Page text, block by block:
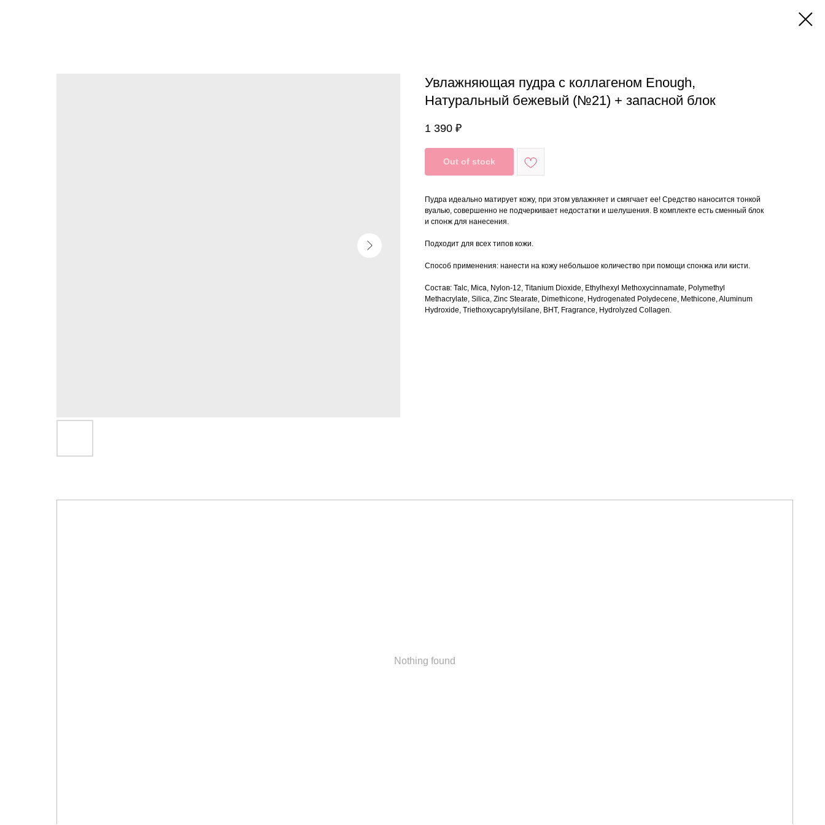
Увлажняющая пудра с коллагеном Enough,
Натуральный бежевый (№21) + запасной блок
1 390 ₽
Out of stock
Пудра идеально матирует кожу, при этом увлажняет и смягчает ее! Средство наносится тонкой
вуалью, совершенно не подчеркивает недостатки и шелушения. В комплекте есть сменный блок
и спонж для нанесения.
Подходит для всех типов кожи.
Способ применения: нанести на кожу небольшое количество при помощи спонжа или кисти.
Состав: Talc, Mica, Nylon-12, Titanium Dioxide, Ethylhexyl Methoxycinnamate, Polymethyl
Methacrylate, Silica, Zinc Stearate, Dimethicone, Hydrogenated Polydecene, Methicone, Aluminum
Hydroxide, Triethoxycaprylylsilane, BHT, Fragrance, Hydrolyzed Collagen.
Nothing found